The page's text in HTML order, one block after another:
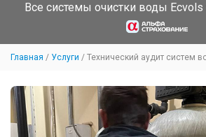
Все системы очистки воды Ecvols
Главная Услуги Технический аудит систем